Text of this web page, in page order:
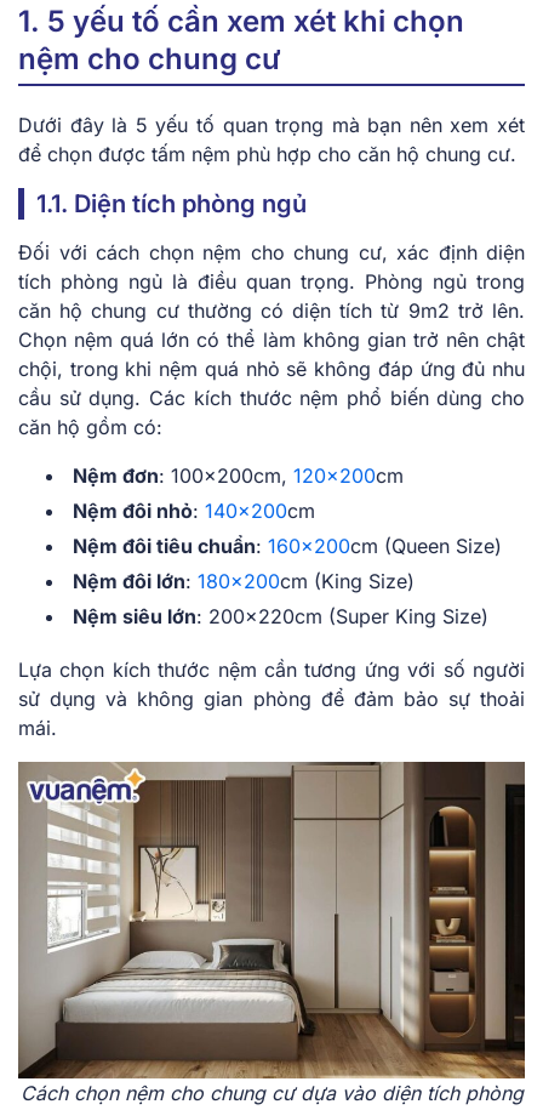
1. 5 yếu tố cần xem xét khi chọn
nệm cho chung cư
Dưới đây là 5 yếu tố quan trọng mà bạn nên xem xét
để chọn được tấm nệm phù hợp cho căn hộ chung cư.
1.1. Diện tích phòng ngủ
Đối với cách chọn nệm cho chung cư, xác định diện
tích phòng ngủ là điều quan trọng. Phòng ngủ trong
căn hộ chung cư thường có diện tích từ 9m2 trở lên.
Chọn nệm quá lớn có thể làm không gian trở nên chật
chội, trong khi nệm quá nhỏ sẽ không đáp ứng đủ nhu
cầu sử dụng. Các kích thước nệm phổ biến dùng cho
căn hộ gồm có:
Nệm đơn: 100x200cm, 120×200cm
Nệm đôi nhỏ: 140×200cm
Nệm đôi tiêu chuẩn: 160×200cm (Queen Size)
Nệm đôi lớn: 180×200cm (King Size)
Nệm siêu lớn: 200x220cm (Super King Size)
Lựa chọn kích thước nệm cần tương ứng với số người
sử dụng và không gian phòng để đảm bảo sự thoải
mái.
Cách chọn nệm cho chung cư dựa vào diện tích phòng